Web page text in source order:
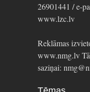
26901441 / e-
www.lzc.lv
Reklāmas
www.nmg.lv
saziņai: